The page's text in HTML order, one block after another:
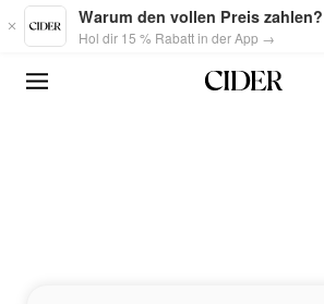
Skip to main content
Warum den vollen Preis zahlen?
Hol dir 15 % Rabatt in der App →